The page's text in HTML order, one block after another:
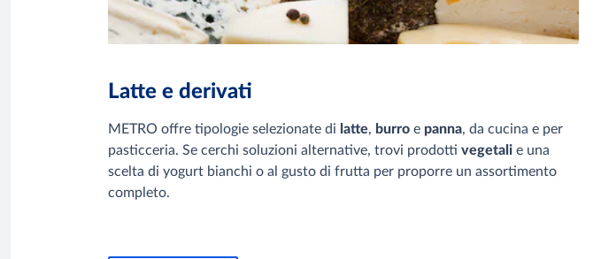
Latte e derivati
METRO offre tipologie selezionate di latte, burro e panna, da cucina e per
pasticceria. Se cerchi soluzioni alternative, trovi prodotti vegetali e una
scelta di yogurt bianchi o al gusto di frutta per proporre un assortimento
completo.